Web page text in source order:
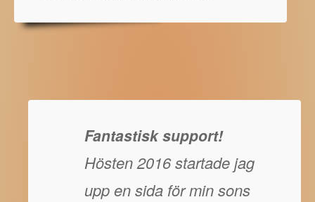
Fantastisk support!
Hösten 2016 startade jag
upp en sida för min sons